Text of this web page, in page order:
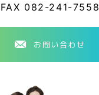
FAX 082-241-7558
お問い合わせ